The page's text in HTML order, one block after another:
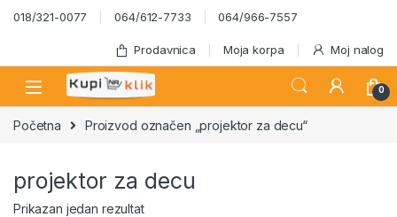
Skip to navigation
Skip to content
018/321-0077 064/612-7733 064/966-7557
Prodavnica Moja korpa Moj nalog
0
Početna Proizvod označen „projektor za decu“
projektor za decu
Prikazan jedan rezultat